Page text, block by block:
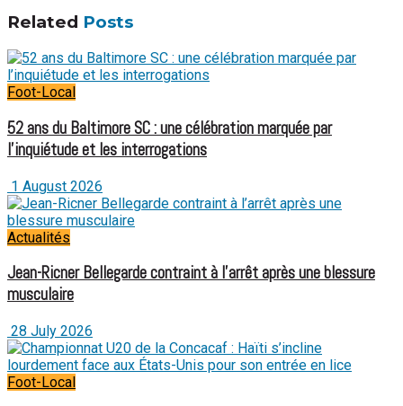
Related Posts
Foot-Local
52 ans du Baltimore SC : une célébration marquée par
l’inquiétude et les interrogations
1 August 2026
Actualités
Jean-Ricner Bellegarde contraint à l’arrêt après une blessure
musculaire
28 July 2026
Foot-Local